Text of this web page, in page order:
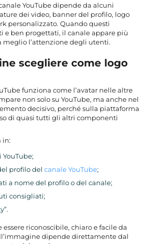
YouTube dipende da alcuni
dei video, banner del profilo, logo
personalizzato. Quando questi
e ben progettati, il canale appare più
meglio l’attenzione degli utenti.
scegliere come logo
funziona come l’avatar nelle altre
non solo su YouTube, ma anche nel
decisivo, perché sulla piattaforma
di quasi tutti gli altri componenti
in:
profilo del canale YouTube;
a nome del profilo o del canale;
consigliati;
essere riconoscibile, chiaro e facile da
dipende direttamente dal